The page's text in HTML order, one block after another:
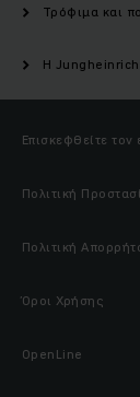
Τρόφιμα και
Η Jungheinrich
Επισκεφθείτε τον
Πολιτική
Πολιτική
Όροι Χρήσης
OpenLine